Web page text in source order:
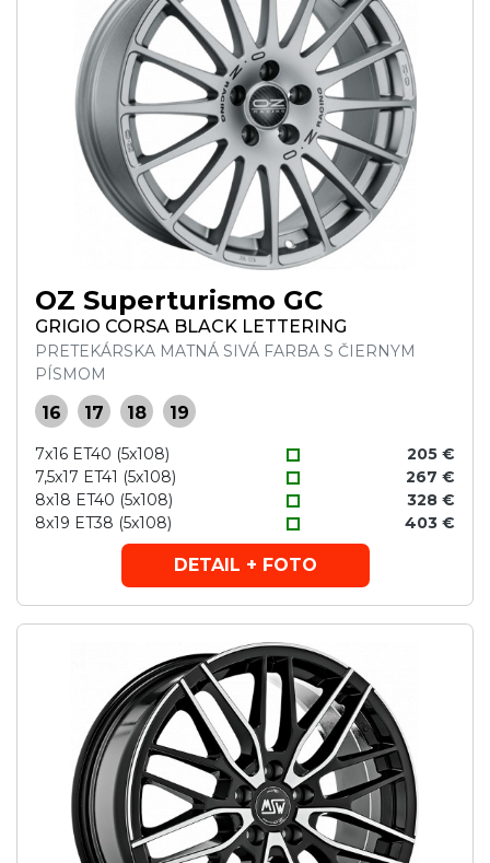
OZ Superturismo GC
GRIGIO CORSA BLACK LETTERING
PRETEKÁRSKA MATNÁ SIVÁ FARBA S ČIERNYM
PÍSMOM
16 17 18 19
7x16 ET40 (5x108)
205 €
7,5x17 ET41 (5x108)
267 €
8x18 ET40 (5x108)
328 €
8x19 ET38 (5x108)
403 €
DETAIL + FOTO